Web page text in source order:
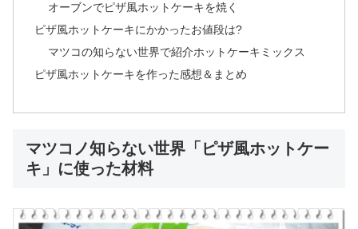
オーブンでピザ風ホットケーキを焼く
ピザ風ホットケーキにかかったお値段は?
マツコの知らない世界で紹介ホットケーキミックス
ピザ風ホットケーキを作った感想＆まとめ
マツコノ知らない世界「ピザ風ホットケー
キ」に使った材料